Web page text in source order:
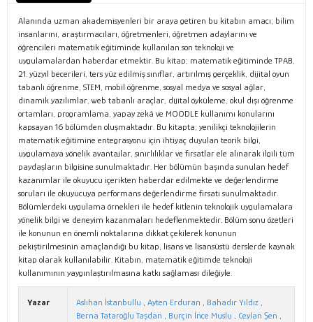
Alanında uzman akademisyenleri bir araya getiren bu kitabın amacı; bilim
insanlarını, araştırmacıları, öğretmenleri, öğretmen adaylarını ve
öğrencileri matematik eğitiminde kullanılan son teknoloji ve
uygulamalardan haberdar etmektir. Bu kitap; matematik eğitiminde TPAB,
21. yüzyıl becerileri, ters yüz edilmiş sınıflar, artırılmış gerçeklik, dijital oyun
tabanlı öğrenme, STEM, mobil öğrenme, sosyal medya ve sosyal ağlar,
dinamik yazılımlar, web tabanlı araçlar, dijital öyküleme, okul dışı öğrenme
ortamları, programlama, yapay zekâ ve MOODLE kullanımı konularını
kapsayan 16 bölümden oluşmaktadır. Bu kitapta; yenilikçi teknolojilerin
matematik eğitimine entegrasyonu için ihtiyaç duyulan teorik bilgi,
uygulamaya yönelik avantajlar, sınırlılıklar ve fırsatlar ele alınarak ilgili tüm
paydaşların bilgisine sunulmaktadır. Her bölümün başında sunulan hedef
kazanımlar ile okuyucu içerikten haberdar edilmekte ve değerlendirme
soruları ile okuyucuya performans değerlendirme fırsatı sunulmaktadır.
Bölümlerdeki uygulama örnekleri ile hedef kitlenin teknolojik uygulamalara
yönelik bilgi ve deneyim kazanmaları hedeflenmektedir. Bölüm sonu özetleri
ile konunun en önemli noktalarına dikkat çekilerek konunun
pekiştirilmesinin amaçlandığı bu kitap, lisans ve lisansüstü derslerde kaynak
kitap olarak kullanılabilir. Kitabın, matematik eğitimde teknoloji
kullanımının yaygınlaştırılmasına katkı sağlaması dileğiyle.
Yazar Aslıhan İstanbullu , Ayten Erduran , Bahadır Yıldız ,
Berna Tataroğlu Taşdan , Burçin İnce Muslu , Ceylan Şen ,